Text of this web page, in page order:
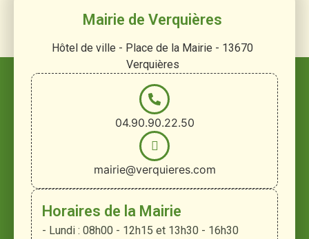
Mairie de Verquières
Hôtel de ville - Place de la Mairie - 13670
Verquières
04.90.90.22.50
mairie@verquieres.com
Horaires de la Mairie
- Lundi : 08h00 - 12h15 et 13h30 - 16h30